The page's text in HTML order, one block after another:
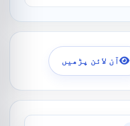
آن لائن پڑھیں